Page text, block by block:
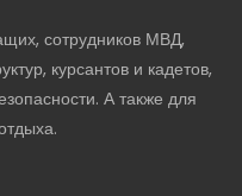
сотрудников МВД,
курсантов и кадетов,
А также для